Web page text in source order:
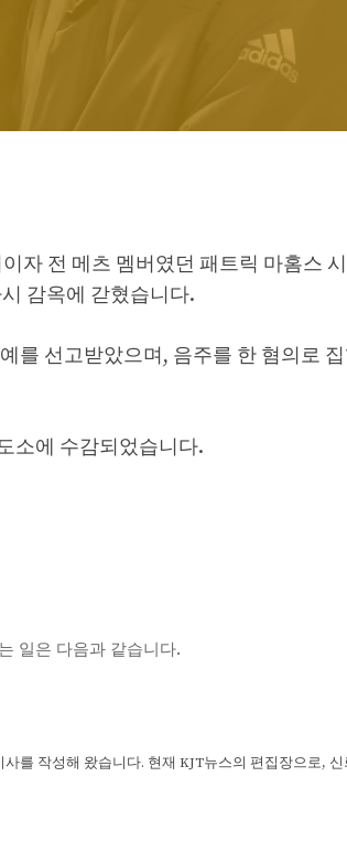
자 전 메츠 멤버였던 패트릭 마홈스
감옥에 갇혔습니다.
를 선고받았으며, 음주를 한 혐의로
소에 수감되었습니다.
일은 다음과 같습니다.
를 작성해 왔습니다. 현재 KJT뉴스의 편집장으로,